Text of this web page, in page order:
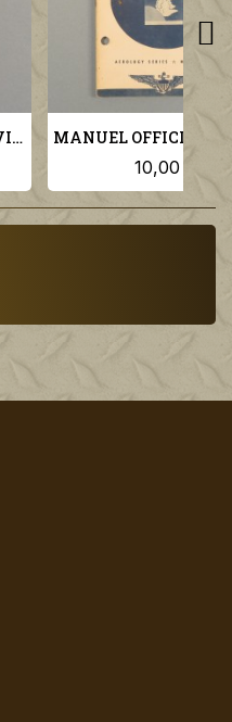
MANUEL OFFICIEL US AVIATION PILOTE THE EQUATORIAL FRONT US NAVY AEROLOGY SERIES N°9
10,00 €